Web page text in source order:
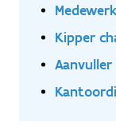
Kipper